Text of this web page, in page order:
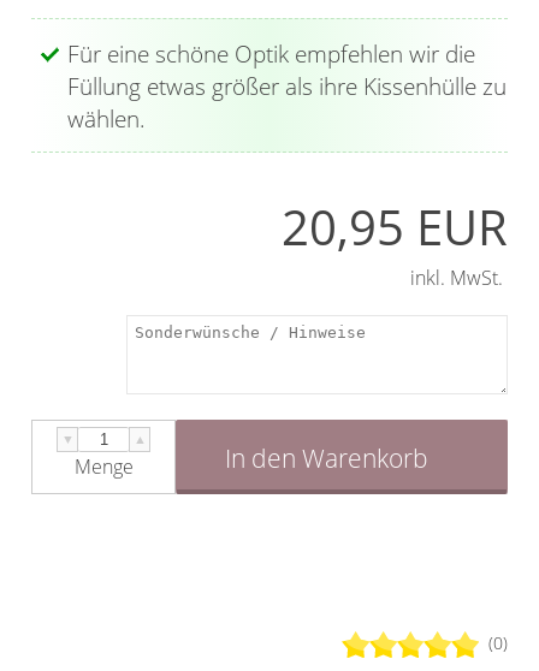
Für eine schöne Optik empfehlen wir die
Füllung etwas größer als ihre Kissenhülle zu
wählen.
(0)
20,95 EUR
inkl. MwSt.
▼ ▲
Menge In den Warenkorb